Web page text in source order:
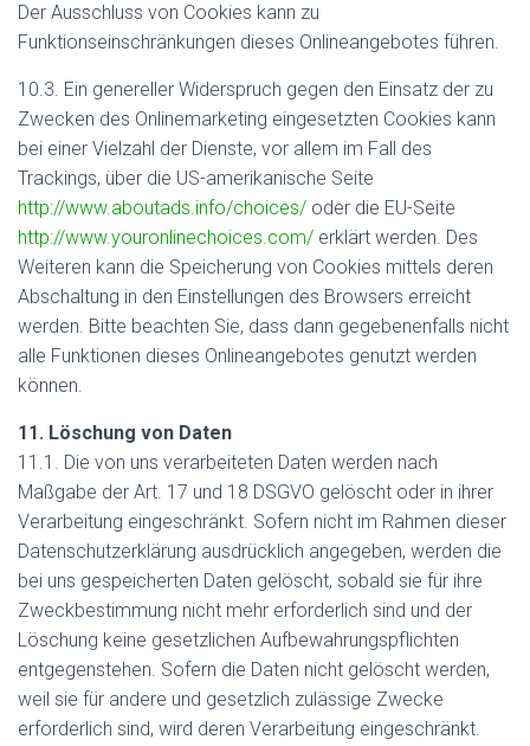
Der Ausschluss von Cookies kann zu
Funktionseinschränkungen dieses Onlineangebotes führen.
10.3. Ein genereller Widerspruch gegen den Einsatz der zu
Zwecken des Onlinemarketing eingesetzten Cookies kann
bei einer Vielzahl der Dienste, vor allem im Fall des
Trackings, über die US-amerikanische Seite
http://www.aboutads.info/choices/ oder die EU-Seite
http://www.youronlinechoices.com/ erklärt werden. Des
Weiteren kann die Speicherung von Cookies mittels deren
Abschaltung in den Einstellungen des Browsers erreicht
werden. Bitte beachten Sie, dass dann gegebenenfalls nicht
alle Funktionen dieses Onlineangebotes genutzt werden
können.
11. Löschung von Daten
11.1. Die von uns verarbeiteten Daten werden nach
Maßgabe der Art. 17 und 18 DSGVO gelöscht oder in ihrer
Verarbeitung eingeschränkt. Sofern nicht im Rahmen dieser
Datenschutzerklärung ausdrücklich angegeben, werden die
bei uns gespeicherten Daten gelöscht, sobald sie für ihre
Zweckbestimmung nicht mehr erforderlich sind und der
Löschung keine gesetzlichen Aufbewahrungspflichten
entgegenstehen. Sofern die Daten nicht gelöscht werden,
weil sie für andere und gesetzlich zulässige Zwecke
erforderlich sind, wird deren Verarbeitung eingeschränkt.